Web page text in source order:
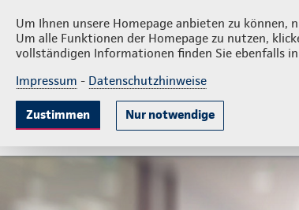
Um Ihnen unsere Homepage anbieten zu
Um alle Funktionen der Homepage zu nutzen,
vollständigen Informationen finden Sie ebenfalls
Impressum - Datenschutzhinweise
Zustimmen Nur notwendige
Carsten Schumacher
Krankenversicherung